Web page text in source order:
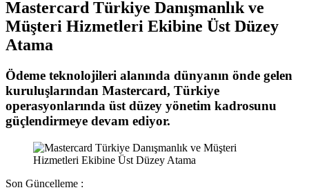
Mastercard Türkiye Danışmanlık ve
Müşteri Hizmetleri Ekibine Üst Düzey
Atama
Ödeme teknolojileri alanında dünyanın önde gelen
kuruluşlarından Mastercard, Türkiye
operasyonlarında üst düzey yönetim kadrosunu
güçlendirmeye devam ediyor.
Son Güncelleme :